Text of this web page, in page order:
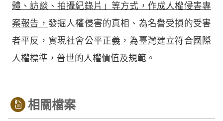
體、訪談、拍攝紀錄片」等方式，作成人權侵害專
案報告， 發掘人權侵害的真相、為名譽受損的受害
者平反，實現社會公平正義，為臺灣建立符合國際
人權標準，普世的人權價值及規範。
相關檔案